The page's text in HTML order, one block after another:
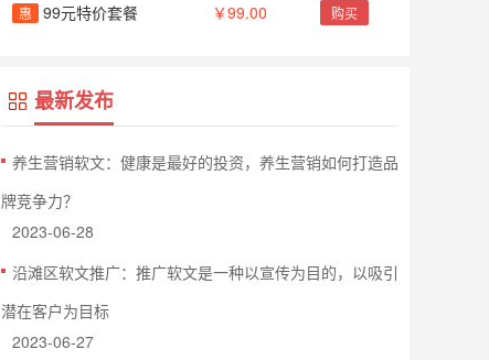
惠 99元特价套餐 ￥99.00 购买
最新发布
养生营销软文：健康是最好的投资，养生营销如何打造品
牌竞争力？
2023-06-28
沿滩区软文推广：推广软文是一种以宣传为目的，以吸引
潜在客户为目标
2023-06-27